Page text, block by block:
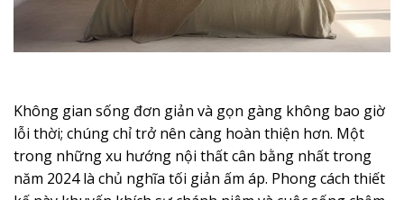
Không gian sống đơn giản và gọn gàng không bao giờ
lỗi thời; chúng chỉ trở nên càng hoàn thiện hơn. Một
trong những xu hướng nội thất cân bằng nhất trong
năm 2024 là chủ nghĩa tối giản ấm áp. Phong cách thiết